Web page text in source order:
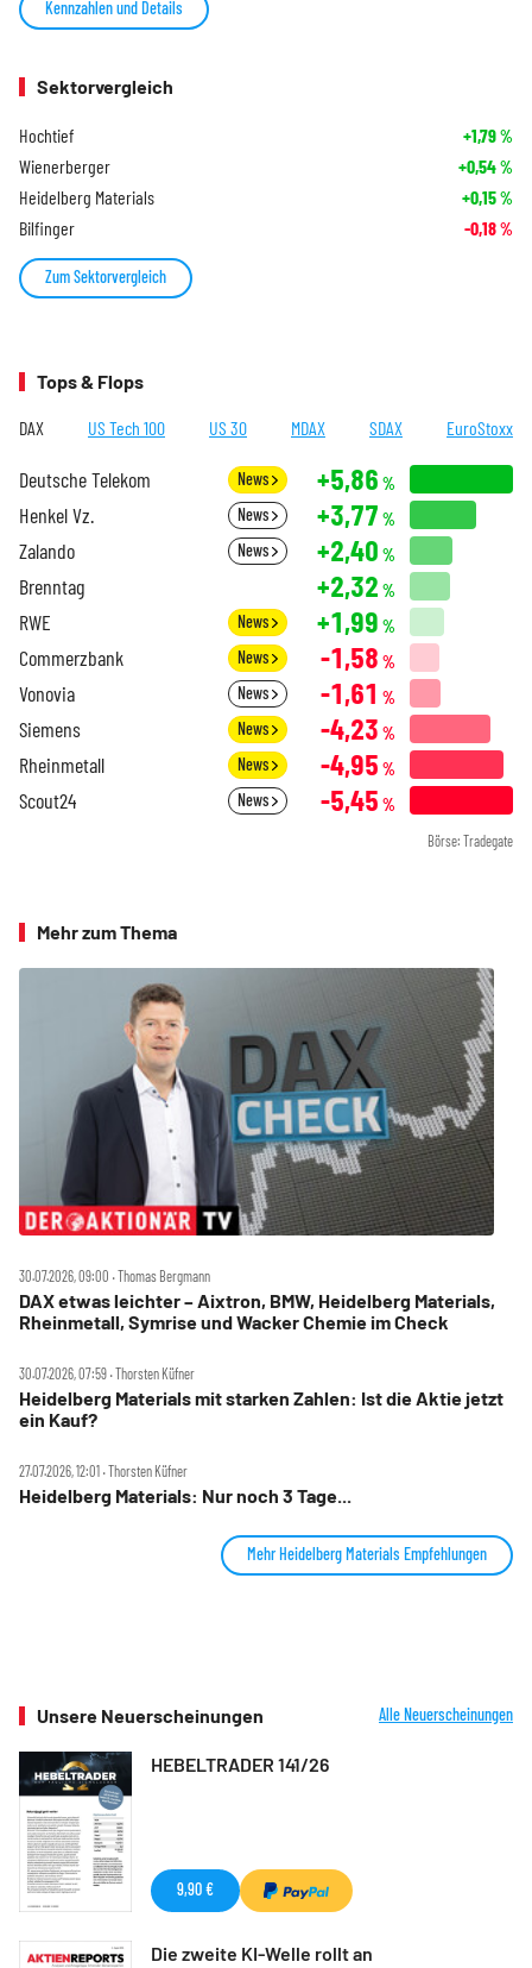
Kennzahlen und Details
Sektorvergleich
Hochtief +1,79%
Wienerberger +0,54%
Heidelberg Materials +0,15%
Bilfinger -0,18%
Zum Sektorvergleich
Tops & Flops
DAX US Tech 100 US 30 MDAX SDAX EuroStoxx
Deutsche Telekom News +5,86 %
Henkel Vz. News +3,77 %
Zalando News +2,40 %
Brenntag +2,32 %
RWE News +1,99 %
Commerzbank News -1,58 %
Vonovia News -1,61 %
Siemens News -4,23 %
Rheinmetall News -4,95 %
Scout24 News -5,45 %
Börse: Tradegate
Mehr zum Thema
30.07.2026, 09:00 ‧ Thomas Bergmann
DAX etwas leichter – Aixtron, BMW, Heidelberg Materials,
Rheinmetall, Symrise und Wacker Chemie im Check
30.07.2026, 07:59 ‧ Thorsten Küfner
Heidelberg Materials mit starken Zahlen: Ist die Aktie jetzt
ein Kauf?
27.07.2026, 12:01 ‧ Thorsten Küfner
Heidelberg Materials: Nur noch 3 Tage...
Mehr Heidelberg Materials Empfehlungen
Unsere Neuerscheinungen Alle Neuerscheinungen
HEBELTRADER 141/26
9,90 €
Die zweite KI-Welle rollt an